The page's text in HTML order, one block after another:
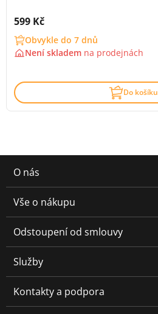
Cena s DPH:
599 Kč
Obvykle do 7 dnů
Není skladem na prodejnách
Do košíku
O nás
Vše o nákupu
Odstoupení od smlouvy
Služby
Kontakty a podpora